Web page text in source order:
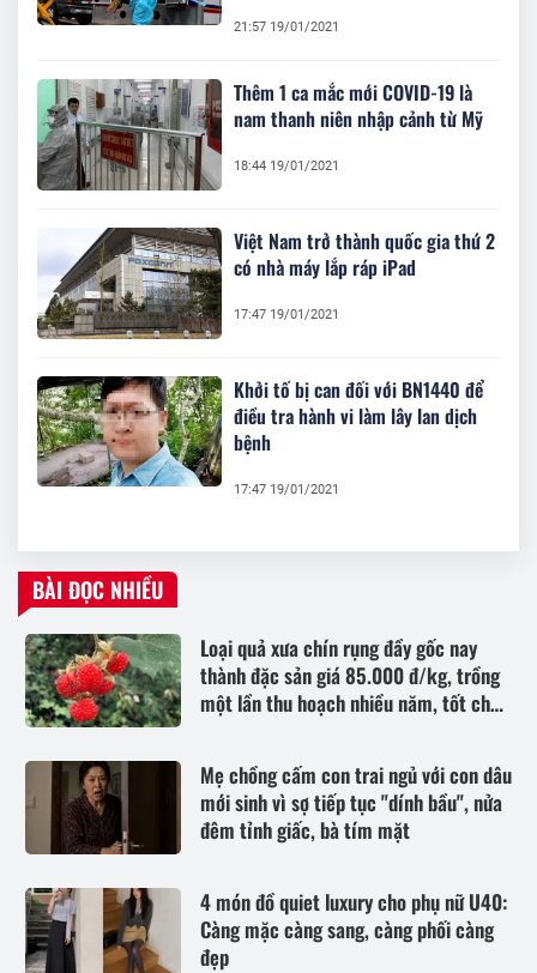
21:57 19/01/2021
Thêm 1 ca mắc mới COVID-19 là
nam thanh niên nhập cảnh từ Mỹ
18:44 19/01/2021
Việt Nam trở thành quốc gia thứ 2
có nhà máy lắp ráp iPad
17:47 19/01/2021
Khởi tố bị can đối với BN1440 để
điều tra hành vi làm lây lan dịch
bệnh
17:47 19/01/2021
BÀI ĐỌC NHIỀU
Loại quả xưa chín rụng đầy gốc nay
thành đặc sản giá 85.000 đ/kg, trồng
một lần thu hoạch nhiều năm, tốt cho
Mẹ chồng cấm con trai ngủ với con dâu
mới sinh vì sợ tiếp tục "dính bầu", nửa
đêm tỉnh giấc, bà tím mặt
4 món đồ quiet luxury cho phụ nữ U40:
Càng mặc càng sang, càng phối càng
đẹp